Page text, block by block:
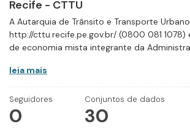
Recife - CTTU
A Autarquia de Trânsito e Transporte
http://cttu.recife.pe.gov.br/ (0800 081 1078)
de economia mista integrante da
leia mais
Seguidores
0
Conjuntos de dados
30